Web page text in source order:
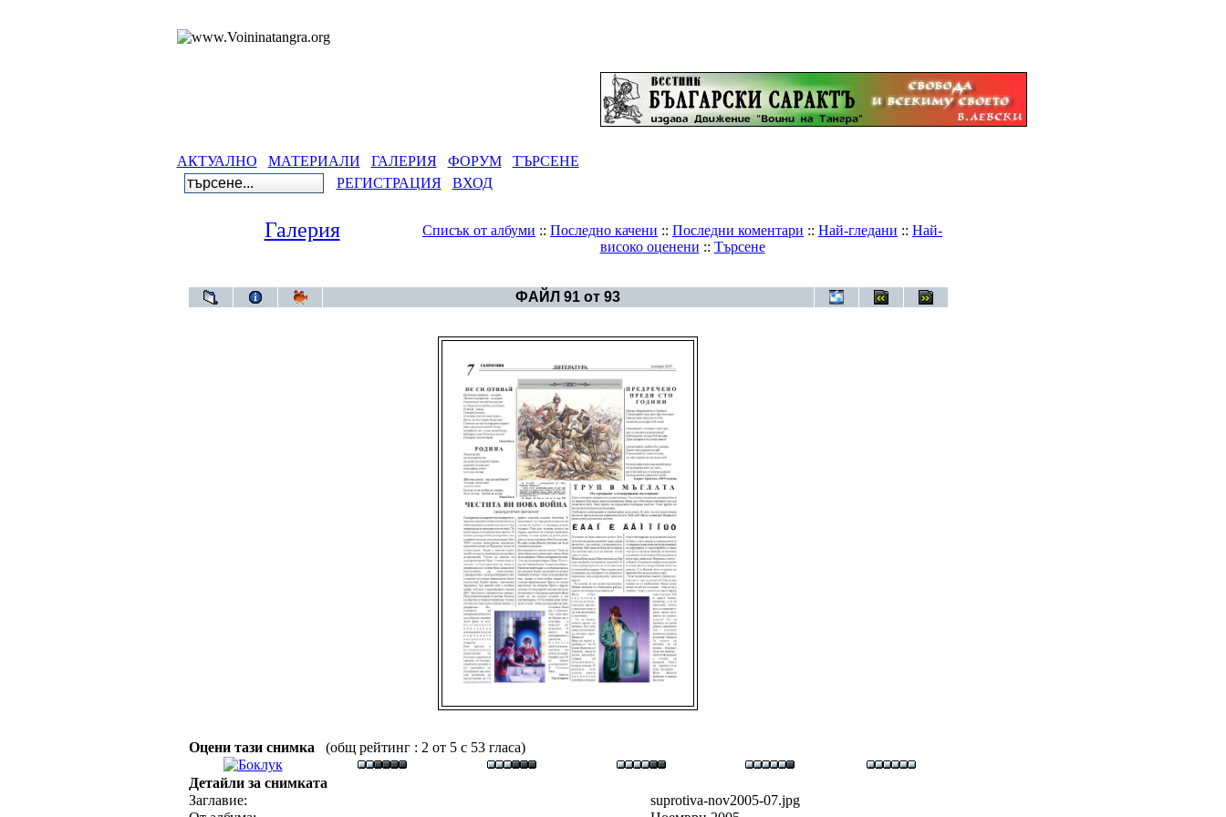
АКТУАЛНО МАТЕРИАЛИ ГАЛЕРИЯ ФОРУМ
ТЪРСЕНЕ
РЕГИСТРАЦИЯ
ВХОД
Галерия Списък от албуми :: Последно качени :: Последни коментари :: Най-гледани :: Най-
високо оценени :: Търсене
ФАЙЛ 91 от 93
Оцени тази снимка (общ рейтинг : 2 от 5 с 53 гласа)
Детайли за снимката
Заглавие:
suprotiva-nov2005-07.jpg